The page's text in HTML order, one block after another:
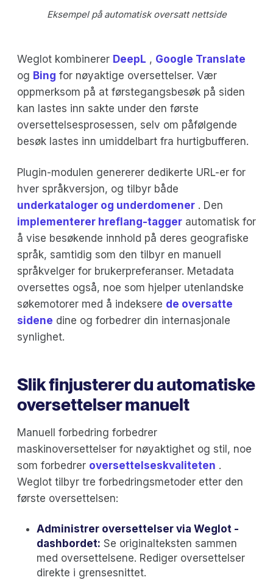
Eksempel på automatisk oversatt nettside
Weglot kombinerer DeepL , Google Translate
og Bing for nøyaktige oversettelser. Vær
oppmerksom på at førstegangsbesøk på siden
kan lastes inn sakte under den første
oversettelsesprosessen, selv om påfølgende
besøk lastes inn umiddelbart fra hurtigbufferen.
Plugin-modulen genererer dedikerte URL-er for
hver språkversjon, og tilbyr både
underkataloger og underdomener . Den
implementerer hreflang-tagger automatisk for
å vise besøkende innhold på deres geografiske
språk, samtidig som den tilbyr en manuell
språkvelger for brukerpreferanser. Metadata
oversettes også, noe som hjelper utenlandske
søkemotorer med å indeksere de oversatte
sidene dine og forbedrer din internasjonale
synlighet.
Slik finjusterer du automatiske
oversettelser manuelt
Manuell forbedring forbedrer
maskinoversettelser for nøyaktighet og stil, noe
som forbedrer oversettelseskvaliteten .
Weglot tilbyr tre forbedringsmetoder etter den
første oversettelsen:
Administrer oversettelser via Weglot -
dashbordet: Se originalteksten sammen
med oversettelsene. Rediger oversettelser
direkte i grensesnittet.